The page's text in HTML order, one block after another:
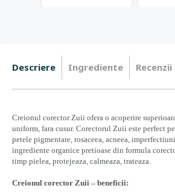
Descriere Ingrediente Recenzii
Creionul corector Zuii ofera o acoperire
uniform, fara cusur. Corectorul Zuii este perfect
petele pigmentare, rosaceea, acneea,
ingrediente organice pretioase din formula
timp pielea, protejeaza, calmeaza, trateaza.
Creionul corector Zuii – beneficii: